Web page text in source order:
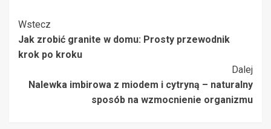
Post
Navigation
Wstecz
Jak zrobić granite w domu: Prosty przewodnik
krok po kroku
Dalej
Nalewka imbirowa z miodem i cytryną – naturalny
sposób na wzmocnienie organizmu